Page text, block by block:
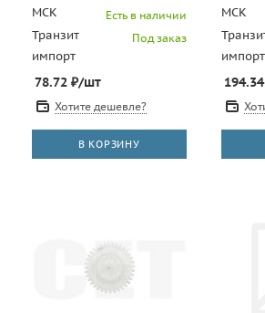
МСК Есть в наличии
Транзит
импорт
Под заказ
78.72 ₽/шт
Хотите дешевле?
В КОРЗИНУ
МСК
импорт
194.34